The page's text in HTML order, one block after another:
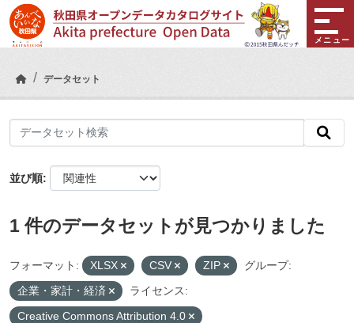
Skip to main content
メニュー
データセット
並び順
1 件のデータセットが見つかりました
フォーマット: XLSX CSV ZIP
グループ:
企業・家計・経済
ライセンス:
Creative Commons Attribution 4.0